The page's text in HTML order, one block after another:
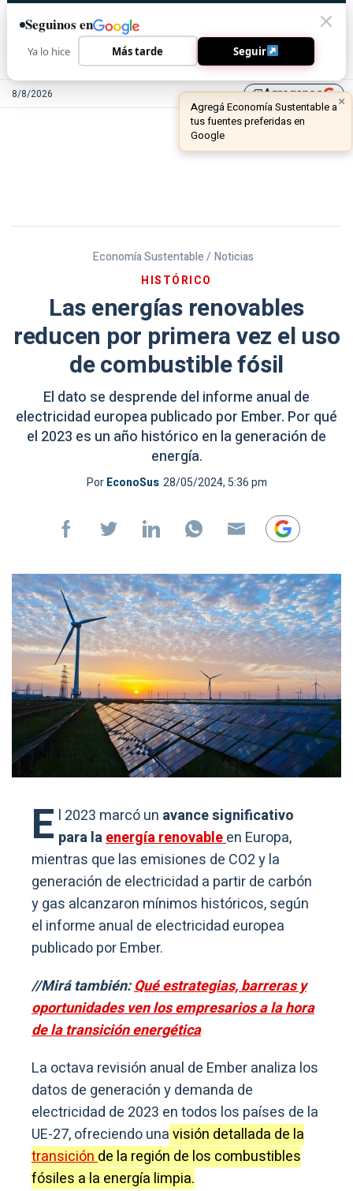
8/8/2026 library_addAgreganos
Economía Sustentable / Noticias
HISTÓRICO
Las energías renovables
reducen por primera vez el uso
de combustible fósil
El dato se desprende del informe anual de
electricidad europea publicado por Ember. Por qué
el 2023 es un año histórico en la generación de
energía.
PorEconoSus 28/05/2024, 5:36 pm
E l 2023 marcó un avance significativo
para laenergía renovableen Europa,
mientras que las emisiones de CO2 y la
generación de electricidad a partir de carbón
y gas alcanzaron mínimos históricos, según
el informe anual de electricidad europea
publicado por Ember.
//Mirá también:Qué estrategias, barreras y
oportunidades ven los empresarios a la hora
de la transición energética
La octava revisión anual de Ember analiza los
datos de generación y demanda de
electricidad de 2023 en todos los países de la
UE-27, ofreciendo unavisión detallada de la
transiciónde la región de los combustibles
fósiles a la energía limpia.
Seguinos en
Ya lo hice Más tarde Seguir